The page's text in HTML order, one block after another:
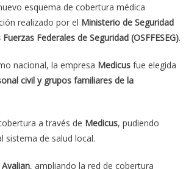
esquema de cobertura médica
realizado por el Ministerio de Seguridad
Federales de Seguridad (OSFFESEG).
nacional, la empresa Medicus fue elegida
civil y grupos familiares de la
a través de Medicus, pudiendo
sistema de salud local.
Avalian, ampliando la red de cobertura